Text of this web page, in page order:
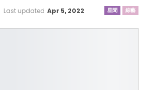
星聞 綜藝
Last updated Apr 5, 2022